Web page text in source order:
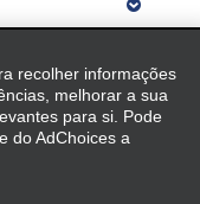
recolher informações
melhorar a sua
para si. Pode
do AdChoices a